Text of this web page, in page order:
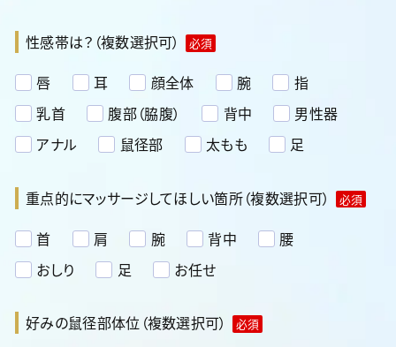
性感帯は？（複数選択可） 必須
唇 耳 顔全体 腕
指
乳首
腹部（脇腹） 背中
男性器
アナル
鼠径部 太もも 足
重点的にマッサージしてほしい箇所（複数選択可） 必須
首 肩 腕 背中
腰
おしり
足 お任せ
好みの鼠径部体位（複数選択可） 必須